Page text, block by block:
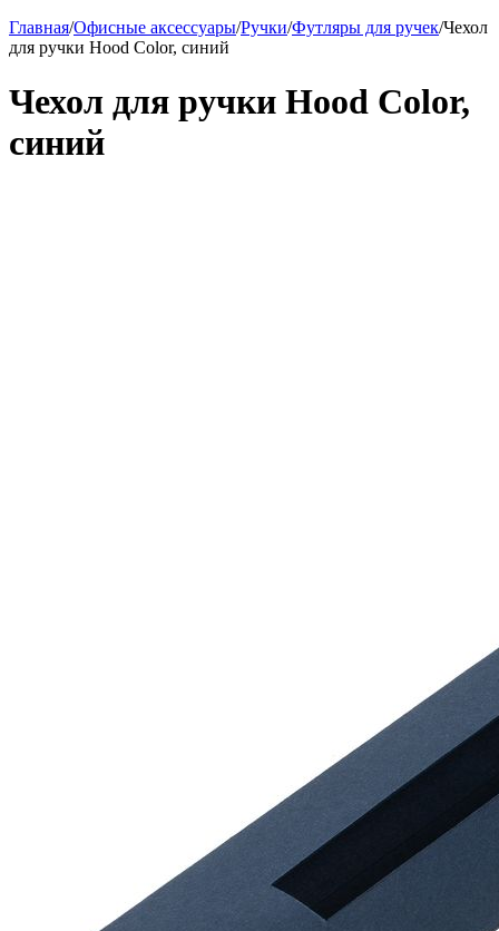
Главная/Офисные аксессуары/Ручки/Футляры для ручек/Чехол
для ручки Hood Color, синий
Чехол для ручки Hood Color,
синий